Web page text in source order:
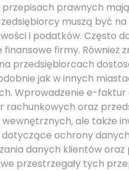
przepisach prawnych
muszą być
i podatków. Często
finansowe firmy.
przedsiębiorcach
jak w innych
Wprowadzenie e-
rachunkowych oraz
ale także
ochrony
danych klientów oraz
przestrzegały tych